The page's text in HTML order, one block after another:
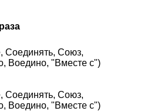
Соединять, Союз,
Воедино, "Вместе с")
Соединять, Союз,
Воедино, "Вместе с")